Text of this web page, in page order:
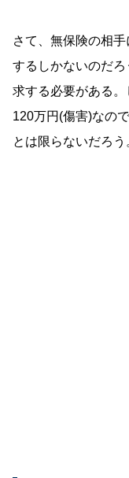
さて、無保険の相
するしかないのだ
求する必要がある
120万円(傷害)なの
とは限らないだろう